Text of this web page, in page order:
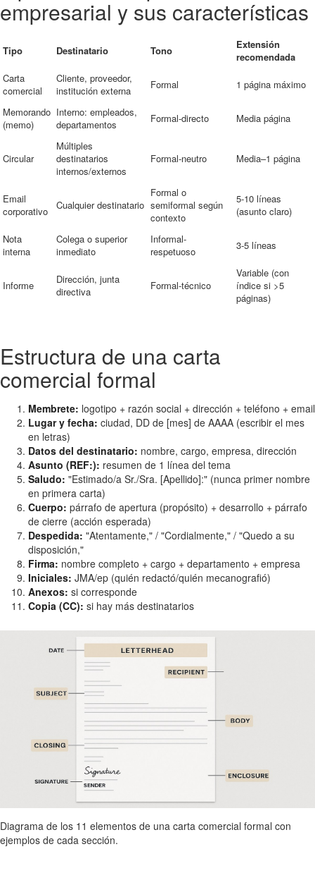
empresarial y sus características
Tipo Destinatario Tono
Extensión
recomendada
Carta
comercial
Cliente, proveedor,
institución externa
Formal 1 página máximo
Memorando
(memo)
Interno: empleados,
departamentos
Formal-directo Media página
Circular
Múltiples
destinatarios
internos/externos
Formal-neutro Media–1 página
Email
corporativo
Cualquier destinatario
Formal o
semiformal según
contexto
5-10 líneas
(asunto claro)
Nota
interna
Colega o superior
inmediato
Informal-
respetuoso
3-5 líneas
Informe
Dirección, junta
directiva
Formal-técnico
Variable (con
índice si >5
páginas)
Estructura de una carta
comercial formal
Membrete: logotipo + razón social + dirección + teléfono + email
Lugar y fecha: ciudad, DD de [mes] de AAAA (escribir el mes
en letras)
Datos del destinatario: nombre, cargo, empresa, dirección
Asunto (REF:): resumen de 1 línea del tema
Saludo: "Estimado/a Sr./Sra. [Apellido]:" (nunca primer nombre
en primera carta)
Cuerpo: párrafo de apertura (propósito) + desarrollo + párrafo
de cierre (acción esperada)
Despedida: "Atentamente," / "Cordialmente," / "Quedo a su
disposición,"
Firma: nombre completo + cargo + departamento + empresa
Iniciales: JMA/ep (quién redactó/quién mecanografió)
Anexos: si corresponde
Copia (CC): si hay más destinatarios
Diagrama de los 11 elementos de una carta comercial formal con
ejemplos de cada sección.